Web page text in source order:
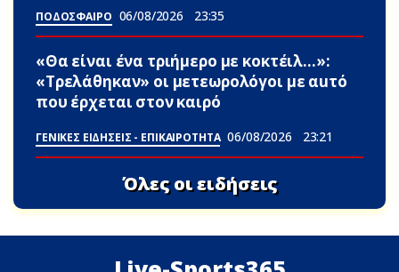
ΠΟΔΟΣΦΑΙΡΟ 06/08/2026 23:35
«Θα είναι ένα τριήμερο με κοκτέιλ…»:
«Τρελάθηκαν» οι μετεωρολόγοι με αuτό
που έρχεται στον καιρό
ΓΕΝΙΚΕΣ ΕΙΔΗΣΕΙΣ - ΕΠΙΚΑΙΡΟΤΗΤΑ 06/08/2026 23:21
Όλες οι ειδήσεις